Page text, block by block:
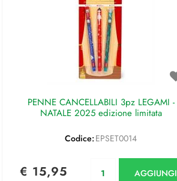
PENNE CANCELLABILI 3pz LEGAMI -
NATALE 2025 edizione limitata
Codice: EPSET0014
€ 15,95 AGGIUNGI